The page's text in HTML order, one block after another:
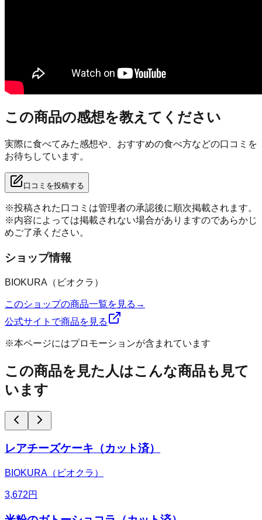
この商品の感想を教えてください
実際に食べてみた感想や、おすすめの食べ方などの口コミを
お待ちしています。
口コミを投稿する
※投稿された口コミは管理者の承認後に順次掲載されます。
※内容によっては掲載されない場合がありますのであらかじ
めご了承ください。
ショップ情報
BIOKURA（ビオクラ）
このショップの商品一覧を見る →
公式サイトで商品を見る
※本ページにはプロモーションが含まれています
この商品を見た人はこんな商品も見て
います
レアチーズケーキ（カット済）
BIOKURA（ビオクラ）
3,672円